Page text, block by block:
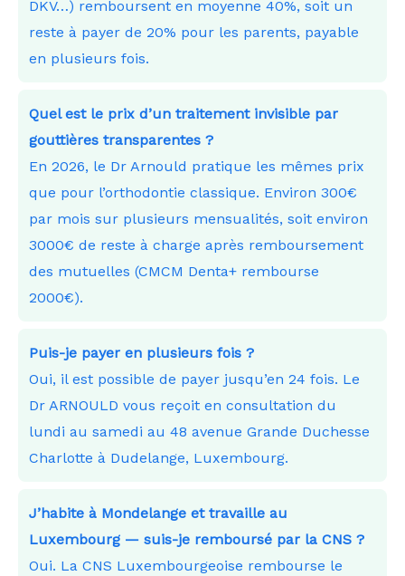
DKV…) remboursent en moyenne 40%, soit un
reste à payer de 20% pour les parents, payable
en plusieurs fois.
Quel est le prix d’un traitement invisible par
gouttières transparentes ?
En 2026, le Dr Arnould pratique les mêmes prix
que pour l’orthodontie classique. Environ 300€
par mois sur plusieurs mensualités, soit environ
3000€ de reste à charge après remboursement
des mutuelles (CMCM Denta+ rembourse
2000€).
Puis-je payer en plusieurs fois ?
Oui, il est possible de payer jusqu’en 24 fois. Le
Dr ARNOULD vous reçoit en consultation du
lundi au samedi au 48 avenue Grande Duchesse
Charlotte à Dudelange, Luxembourg.
J’habite à Mondelange et travaille au
Luxembourg — suis-je remboursé par la CNS ?
Oui. La CNS Luxembourgeoise rembourse le